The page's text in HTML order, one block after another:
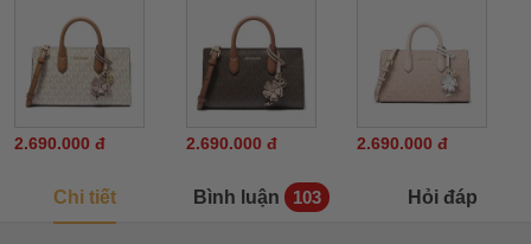
2.690.000 đ 2.690.000 đ 2.690.000 đ
Chi tiết Bình luận 103 Hỏi đáp